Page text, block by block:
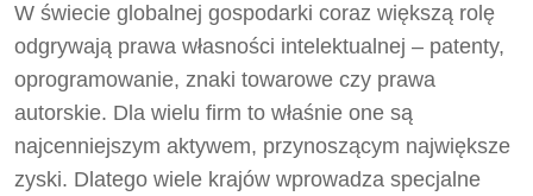
W świecie globalnej gospodarki coraz większą rolę
odgrywają prawa własności intelektualnej – patenty,
oprogramowanie, znaki towarowe czy prawa
autorskie. Dla wielu firm to właśnie one są
najcenniejszym aktywem, przynoszącym największe
zyski. Dlatego wiele krajów wprowadza specjalne